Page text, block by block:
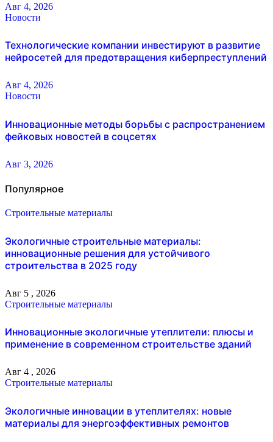
Авг 4, 2026
Новости
Технологические компании инвестируют в развитие
нейросетей для предотвращения киберпреступлений
Авг 4, 2026
Новости
Инновационные методы борьбы с распространением
фейковых новостей в соцсетях
Авг 3, 2026
Популярное
Строительные материалы
Экологичные строительные материалы:
инновационные решения для устойчивого
строительства в 2025 году
Авг 5 , 2026
Строительные материалы
Инновационные экологичные утеплители: плюсы и
применение в современном строительстве зданий
Авг 4 , 2026
Строительные материалы
Экологичные инновации в утеплителях: новые
материалы для энергоэффективных ремонтов